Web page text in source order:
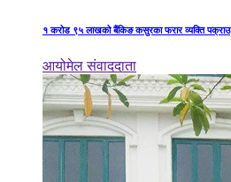
१ करोड ९५ लाखको बैंकिङ कसुरका फरार व्यक्ति पक्राउ
आयोमेल संवाददाता